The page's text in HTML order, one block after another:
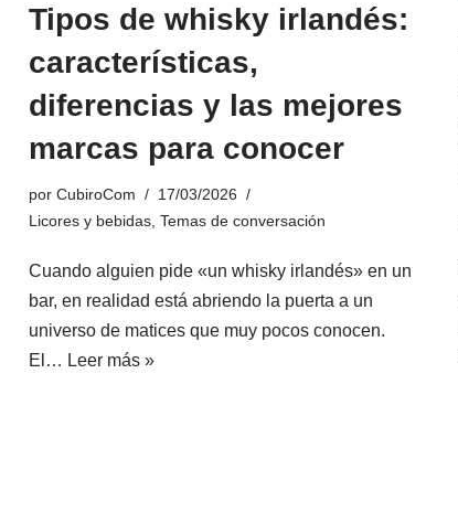
Tipos de whisky irlandés:
características,
diferencias y las mejores
marcas para conocer
por CubiroCom
17/03/2026
Licores y bebidas Temas de conversación
Cuando alguien pide «un whisky irlandés» en un
bar, en realidad está abriendo la puerta a un
universo de matices que muy pocos conocen.
El… Leer más »